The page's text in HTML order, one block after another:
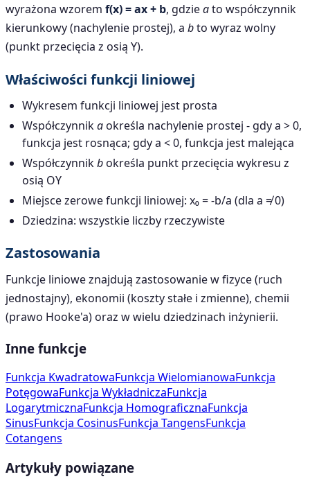
wyrażona wzorem f(x) = ax + b, gdzieato współczynnik
kierunkowy (nachylenie prostej), a bto wyraz wolny
(punkt przecięcia z osią Y).
Właściwości funkcji liniowej
Wykresem funkcji liniowej jest prosta
Współczynnikaokreśla nachylenie prostej - gdy a > 0,
funkcja jest rosnąca; gdy a < 0, funkcja jest malejąca
Współczynnikbokreśla punkt przecięcia wykresu z
osią OY
Miejsce zerowe funkcji liniowej: x₀ = -b/a (dla a ≠ 0)
Dziedzina: wszystkie liczby rzeczywiste
Zastosowania
Funkcje liniowe znajdują zastosowanie w fizyce (ruch
jednostajny), ekonomii (koszty stałe i zmienne), chemii
(prawo Hooke'a) oraz w wielu dziedzinach inżynierii.
Inne funkcje
Funkcja KwadratowaFunkcja WielomianowaFunkcja
PotęgowaFunkcja WykładniczaFunkcja
LogarytmicznaFunkcja HomograficznaFunkcja
SinusFunkcja CosinusFunkcja TangensFunkcja
Cotangens
Artykuły powiązane